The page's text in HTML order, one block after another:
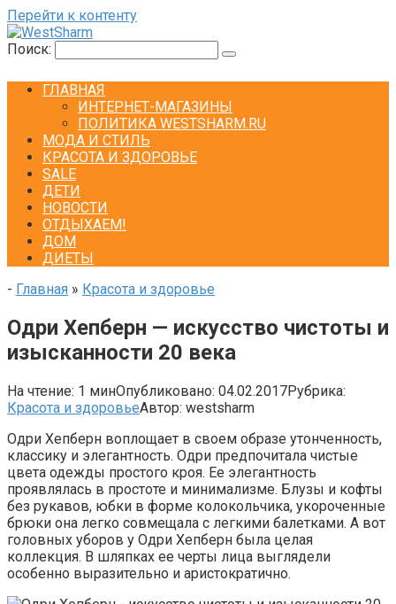
Перейти к контенту
Поиск:
ГЛАВНАЯ
ИНТЕРНЕТ-МАГАЗИНЫ
ПОЛИТИКА WESTSHARM.RU
МОДА И СТИЛЬ
КРАСОТА И ЗДОРОВЬЕ
SALE
ДЕТИ
НОВОСТИ
ОТДЫХАЕМ!
ДОМ
ДИЕТЫ
- Главная » Красота и здоровье
Одри Хепберн — искусство чистоты и
изысканности 20 века
На чтение: 1 минОпубликовано: 04.02.2017Рубрика:
Красота и здоровьеАвтор: westsharm
Одри Хепберн воплощает в своем образе утонченность,
классику и элегантность. Одри предпочитала чистые
цвета одежды простого кроя. Ее элегантность
проявлялась в простоте и минимализме. Блузы и кофты
без рукавов, юбки в форме колокольчика, укороченные
брюки она легко совмещала с легкими балетками. А вот
головных уборов у Одри Хепберн была целая
коллекция. В шляпках ее черты лица выглядели
особенно выразительно и аристократично.